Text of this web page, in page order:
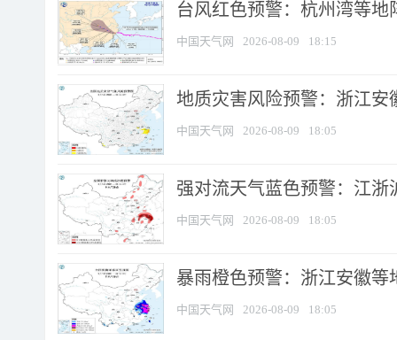
台风红色预警：杭州湾等地
中国天气网 2026-08-09 18:15
地质灾害风险预警：浙江安
中国天气网 2026-08-09 18:05
强对流天气蓝色预警：江浙
中国天气网 2026-08-09 18:05
暴雨橙色预警：浙江安徽等
中国天气网 2026-08-09 18:05